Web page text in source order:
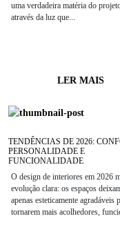
uma verdadeira matéria do
através da luz que...
LER MAIS
TENDÊNCIAS DE 2026:
PERSONALIDADE E
FUNCIONALIDADE
O design de interiores em 2026
evolução clara: os espaços
apenas esteticamente agradáveis
tornarem mais acolhedores,